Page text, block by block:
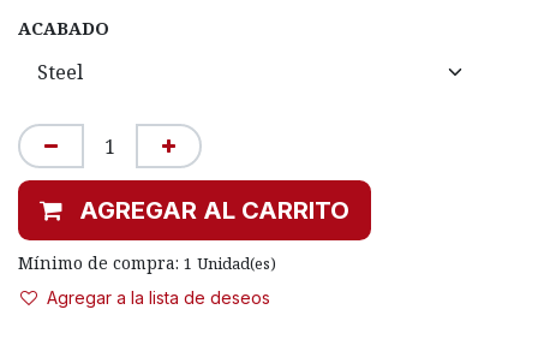
ACABADO
AGREGAR AL CARRITO
Mínimo de compra: 1 Unidad(es)
Agregar a la lista de deseos